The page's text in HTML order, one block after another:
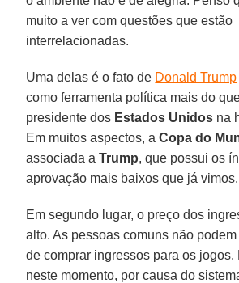
muito a ver com questões que estão
interrelacionadas.
Uma delas é o fato de Donald Trump
como ferramenta política mais do
presidente dos Estados Unidos na
Em muitos aspectos, aCopa do
associada aTrump, que possui os
aprovação mais baixos que já vimos.
Em segundo lugar, o preço dos
alto. As pessoas comuns não
de comprar ingressos para os
neste momento, por causa do